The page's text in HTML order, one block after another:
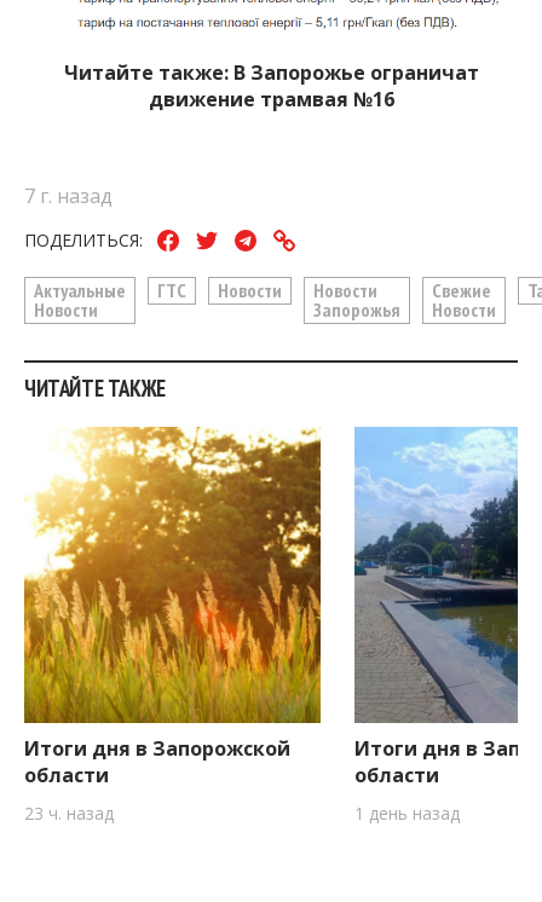
Читайте также: В Запорожье ограничат
движение трамвая №16
7 г. назад
ПОДЕЛИТЬСЯ:
Актуальные
Новости
ГТС Новости
Новости
Запорожья
Свежие
Новости
ЧИТАЙТЕ ТАКЖЕ
Итоги дня в Запорожской
области
23 ч. назад
Итоги дня в
области
1 день назад